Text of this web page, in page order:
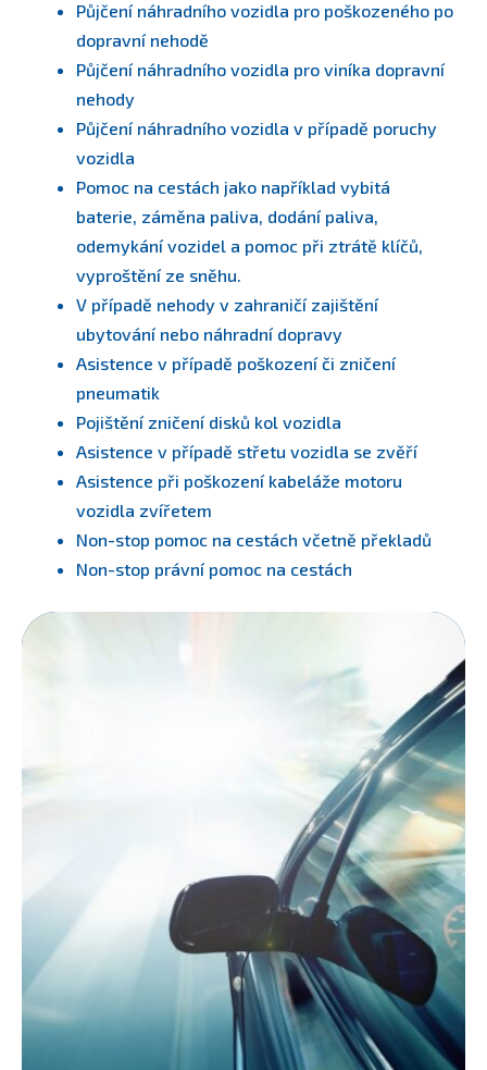
Půjčení náhradního vozidla pro poškozeného po
dopravní nehodě
Půjčení náhradního vozidla pro viníka dopravní
nehody
Půjčení náhradního vozidla v případě poruchy
vozidla
Pomoc na cestách jako například vybitá
baterie, záměna paliva, dodání paliva,
odemykání vozidel a pomoc při ztrátě klíčů,
vyproštění ze sněhu.
V případě nehody v zahraničí zajištění
ubytování nebo náhradní dopravy
Asistence v případě poškození či zničení
pneumatik
Pojištění zničení disků kol vozidla
Asistence v případě střetu vozidla se zvěří
Asistence při poškození kabeláže motoru
vozidla zvířetem
Non-stop pomoc na cestách včetně překladů
Non-stop právní pomoc na cestách